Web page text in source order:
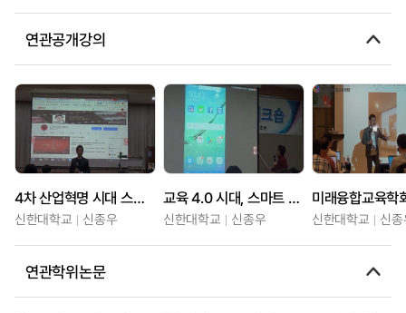
연관공개강의
4차 산업혁명 시대 스마트 티칭을 활용한 교수법(대구공업대학교)
신한대학교 신종우
교육 4.0 시대, 스마트 교수법(미래융합교육학회 워크숍)
신한대학교 신종우 신한대학교 신
연관학위논문